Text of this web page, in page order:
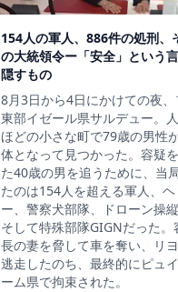
154人の軍人、886件の処刑、
の大統領令ー「安全」という
隠すもの
8月3日から4日にかけての夜
東部イゼール県サルデュー。
ほどの小さな町で79歳の男性
体となって見つかった。容疑
た40歳の男を追うために、当
たのは154人を超える軍人、ヘ
ー、警察犬部隊、ドローン操縦
そして特殊部隊GIGNだった。
長の妻を脅して車を奪い、リ
逃走したのち、最終的にピュ
ーム県で拘束された。